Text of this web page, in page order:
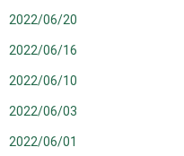
2022/06/20
2022/06/16
2022/06/10
2022/06/03
2022/06/01